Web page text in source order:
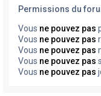
Permissions du
Vous ne pouvez pas
Vous ne pouvez pas
Vous ne pouvez pas
Vous ne pouvez pas
Vous ne pouvez pas